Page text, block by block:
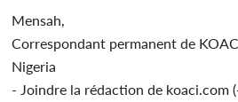
Mensah,
Correspondant permanent de
Nigeria
- Joindre la rédaction de koaci.com